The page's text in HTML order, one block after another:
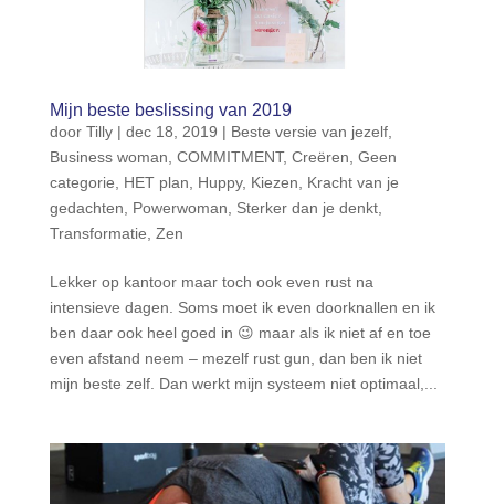
Mijn beste beslissing van 2019
door Tilly| dec 18, 2019 | Beste versie van jezelf,
Business woman, COMMITMENT, Creëren, Geen
categorie, HET plan, Huppy, Kiezen, Kracht van je
gedachten, Powerwoman, Sterker dan je denkt,
Transformatie, Zen
Lekker op kantoor maar toch ook even rust na
intensieve dagen. Soms moet ik even doorknallen en ik
ben daar ook heel goed in 😉 maar als ik niet af en toe
even afstand neem – mezelf rust gun, dan ben ik niet
mijn beste zelf. Dan werkt mijn systeem niet optimaal,...